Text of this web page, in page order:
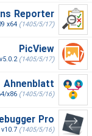
Reporter
x64 (1405/5/17)
PicView
v5.0.2(1405/5/17)
Ahnenblatt
x86 (1405/5/16)
Pro
v10.7 (1405/5/16)